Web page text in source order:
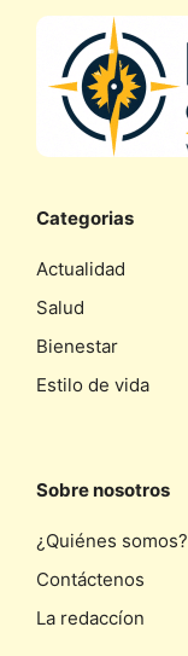
Categorias
Actualidad
Salud
Bienestar
Estilo de vida
Sobre nosotros
¿Quiénes somos?
Contáctenos
La redaccíon